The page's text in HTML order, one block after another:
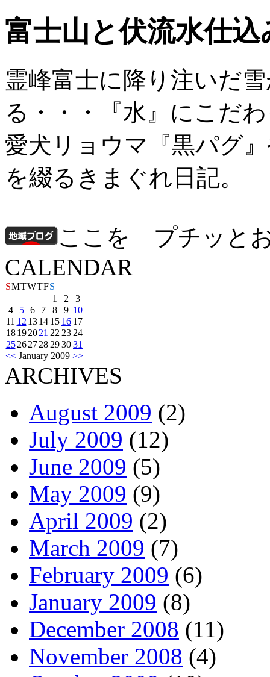
富士山と伏流水仕
霊峰富士に降り注いだ
る・・・『水』にこだ
愛犬リョウマ『黒パグ
を綴るきまぐれ日記。
ここを プチッと
CALENDAR
SMTWTFS
1
2
3
4
5 6 7 8 9 10
11 12 13 14 15 16 17
18 19 20 21 22 23 24
25 26 27 28 293031
<< January 2009 >>
ARCHIVES
August 2009 (2)
July 2009 (12)
June 2009 (5)
May 2009 (9)
April 2009 (2)
March 2009 (7)
February 2009 (6)
January 2009 (8)
December 2008 (11)
November 2008 (4)